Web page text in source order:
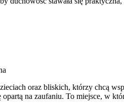
oraz bliskich, którzy chcą
na zaufaniu. To miejsce, w